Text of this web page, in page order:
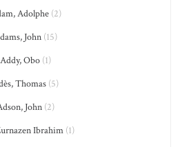
Adolphe(2)
John (15)
Addy, Obo (1)
Thomas (5)
John (2)
Ibrahim (1)